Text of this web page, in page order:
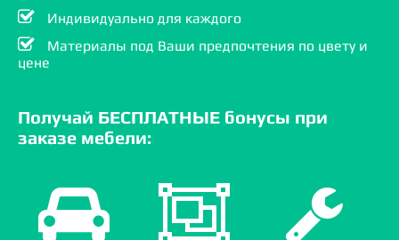
Индивидуально для каждого
Материалы под Ваши предпочтения по цвету и
цене
Получай БЕСПЛАТНЫЕ бонусы при
заказе мебели: